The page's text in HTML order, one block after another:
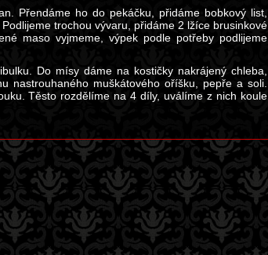
Přendáme ho do pekáčku, přidáme bobkový list,
trochou vývaru, přidáme 2 lžíce brusinkové
maso vyjmeme, výpek podle potřeby podlijeme
Do mísy dáme na kostičky nakrájený chleba,
nastrouhaného muškátového oříšku, pepře a soli.
Těsto rozdělíme na 4 díly, uválíme z nich koule